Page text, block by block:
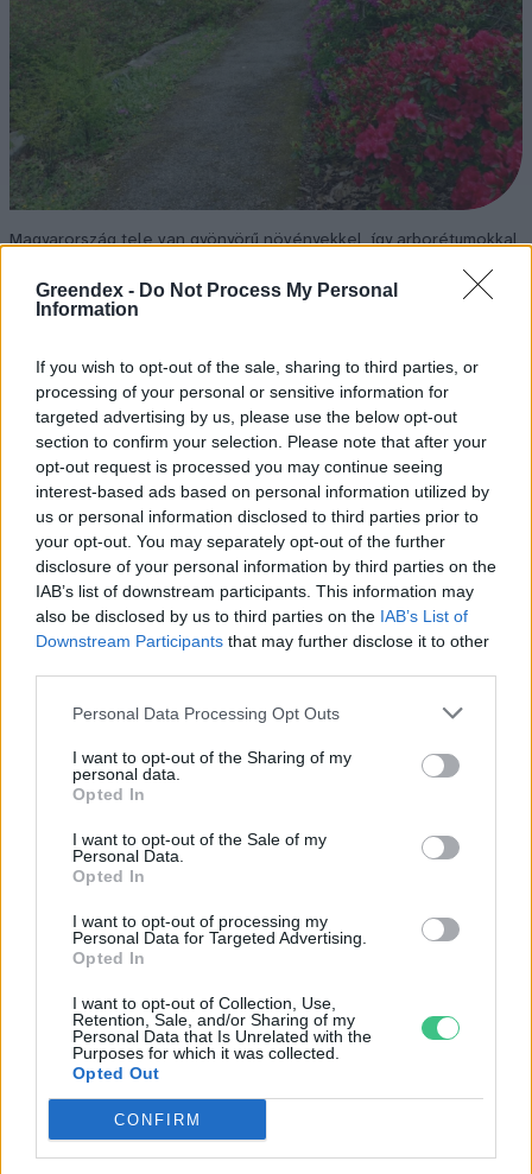
Greendex - Do Not Process My Personal
Information
If you wish to opt-out of the sale, sharing to third parties, or
processing of your personal or sensitive information for
targeted advertising by us, please use the below opt-out
section to confirm your selection. Please note that after your
opt-out request is processed you may continue seeing
interest-based ads based on personal information utilized by
us or personal information disclosed to third parties prior to
your opt-out. You may separately opt-out of the further
disclosure of your personal information by third parties on the
IAB’s list of downstream participants. This information may
also be disclosed by us to third parties on the IAB’s List of
Downstream Participants that may further disclose it to other
Personal Data Processing Opt Outs
I want to opt-out of the Sharing of my
personal data.
Opted In
I want to opt-out of the Sale of my
Personal Data.
Opted In
I want to opt-out of processing my
Personal Data for Targeted Advertising.
Opted In
I want to opt-out of Collection, Use,
Retention, Sale, and/or Sharing of my
Personal Data that Is Unrelated with the
Purposes for which it was collected.
Opted Out
CONFIRM
Magyarország tele van gyönyörű növényekkel, így arborétumokkal
is. A jó idő beköszöntével érdemes minél többet felkeresni.
hétvégén a közönséget a 160 éves
Fővárosi Állatkert
ÉLŐ BOLYGÓNK
Szedd magad őszibarack: itt vannak
a legjobb lelőhelyek!
SZEMLE
Négy éven belül valósággá válhatnak az
KÖZLEKEDÉS
Történelmi aszály sújtja Nagy-
Britanniát is